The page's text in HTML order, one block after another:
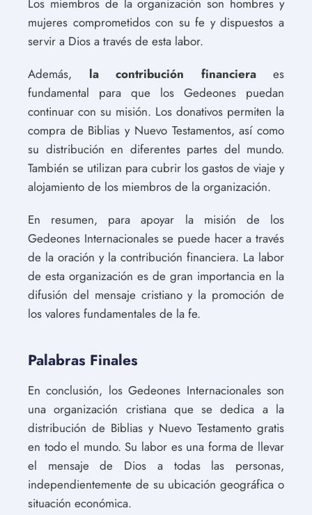
mujeres comprometidos con su fe y dispuestos a
servir a Dios a través de esta labor.
Además, la contribución financieraes
fundamental para que los Gedeones puedan
continuar con su misión. Los donativos permiten la
compra de Biblias y Nuevo Testamentos, así como
su distribución en diferentes partes del mundo.
También se utilizan para cubrir los gastos de viaje y
alojamiento de los miembros de la organización.
En resumen, para apoyar la misión de los
Gedeones Internacionales se puede hacer a través
de la oración y la contribución financiera. La labor
de esta organización es de gran importancia en la
difusión del mensaje cristiano y la promoción de
los valores fundamentales de la fe.
Palabras Finales
En conclusión, los Gedeones Internacionales son
una organización cristiana que se dedica a la
distribución de Biblias y Nuevo Testamento gratis
en todo el mundo. Su labor es una forma de llevar
el mensaje de Dios a todas las personas,
independientemente de su ubicación geográfica o
situación económica.